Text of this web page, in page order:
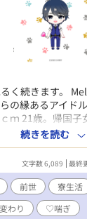
く続きます。
の縁あるアイド
ｍ 21歳。帰国子
）、耳にかかる
ろ豆腐になりや
いる。 若波の
もなみ） 175ｃ
ント。 たまに喫
りしていて 多忙
話は シリーズを
続きを読む
文字数 6,089 最終
前世 寮生活
わり ♡喘ぎ